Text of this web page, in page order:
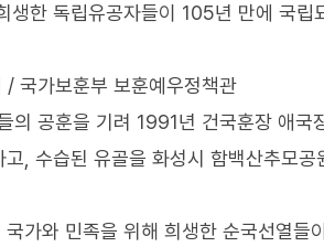
생한 독립유공자들이 105년 만에 국립
국가보훈부 보훈예우정책관
의 공훈을 기려 1991년 건국훈장 애
고, 수습된 유골을 화성시 함백산추모
국가와 민족을 위해 희생한 순국선열